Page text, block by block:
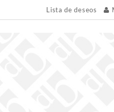
Lista de deseos